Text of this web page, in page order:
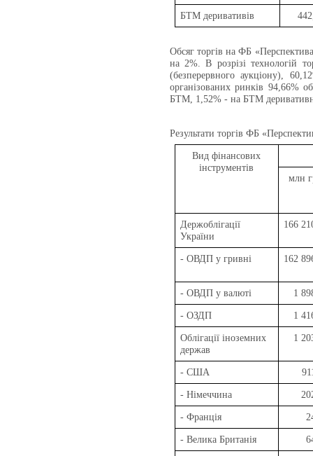
БТМ деривативів
Обсяг торгів на ФБ
на 2%.В розрізі технологій
(безперервного аукціону),
організованих ринків 94,66%
БТМ, 1,52% - на БТМ
Результати торгів ФБ
Вид фінансових
інструментів
млн
Держоблігації
України
166
- ОВДП у гривні 162
- ОВДП у валюті 1
- ОЗДП 1
Облігації іноземних
держав
1
- США
- Німеччина
- Франція
- Велика Британія